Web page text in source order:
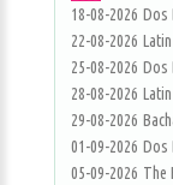
18-08-2026 Dos
22-08-2026
25-08-2026 Dos
28-08-2026
29-08-2026
01-09-2026 Dos
05-09-2026 The